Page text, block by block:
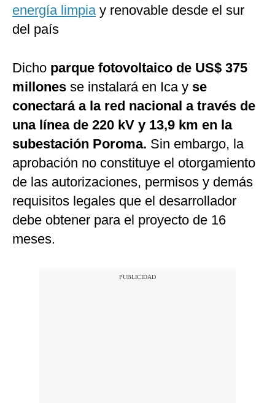
energía limpiay renovable desde el sur
del país
Dicho parque fotovoltaico de US$ 375
millones se instalará en Ica y se
conectará a la red nacional a través de
una línea de 220 kV y 13,9 km en la
subestación Poroma. Sin embargo, la
aprobación no constituye el otorgamiento
de las autorizaciones, permisos y demás
requisitos legales que el desarrollador
debe obtener para el proyecto de 16
meses.